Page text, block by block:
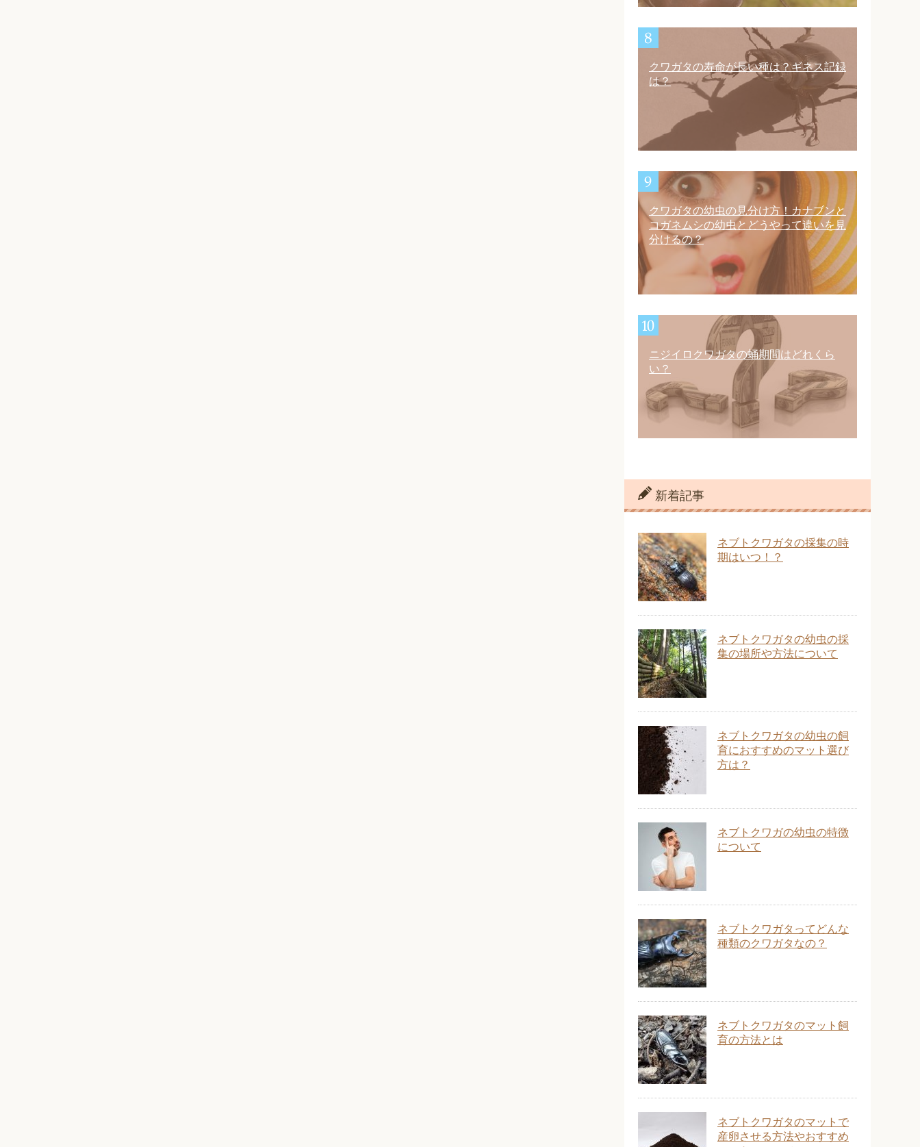
クワガタの寿命が長い種は？ギネス記録
は？
クワガタの幼虫の見分け方！カナブンと
コガネムシの幼虫とどうやって違いを見
分けるの？
ニジイロクワガタの蛹期間はどれくら
い？
新着記事
ネブトクワガタの採集の時
期はいつ！？
ネブトクワガタの幼虫の採
集の場所や方法について
ネブトクワガタの幼虫の飼
育におすすめのマット選び
方は？
ネブトクワガの幼虫の特徴
について
ネブトクワガタってどんな
種類のクワガタなの？
ネブトクワガタのマット飼
育の方法とは
ネブトクワガタのマットで
産卵させる方法やおすすめ